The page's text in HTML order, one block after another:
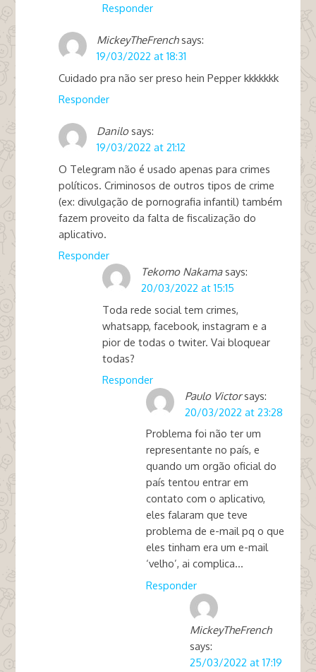
Responder
MickeyTheFrench says:
19/03/2022 at 18:31
Cuidado pra não ser preso hein Pepper kkkkkkk
Responder
Danilo says:
19/03/2022 at 21:12
O Telegram não é usado apenas para crimes
políticos. Criminosos de outros tipos de crime
(ex: divulgação de pornografia infantil) também
fazem proveito da falta de fiscalização do
aplicativo.
Responder
Tekomo Nakama says:
20/03/2022 at 15:15
Toda rede social tem crimes,
whatsapp, facebook, instagram e a
pior de todas o twiter. Vai bloquear
todas?
Responder
Paulo Victor says:
20/03/2022 at 23:28
Problema foi não ter um
representante no país, e
quando um orgão oficial do
país tentou entrar em
contato com o aplicativo,
eles falaram que teve
problema de e-mail pq o que
eles tinham era um e-mail
‘velho’, ai complica…
Responder
MickeyTheFrench
says:
25/03/2022 at 17:19